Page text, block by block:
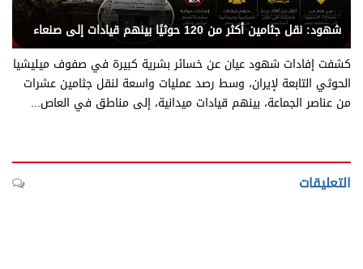
يني يمن - متابعات
شهود: نقل جثامين أكثر من 120 حوثيًا بينهم قيادات إلى صنعاء
كشفت إفادات شهود عيان عن خسائر بشرية كبيرة في صفوف ميليشيا
الحوثي التابعة لإيران، وسط رصد عمليات واسعة لنقل جثامين عشرات
من عناصر الجماعة، بينهم قيادات ميدانية، إلى مناطق في العاص...
التعليقات